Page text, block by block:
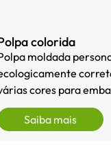
colorida
moldada
cores para
Saiba mais